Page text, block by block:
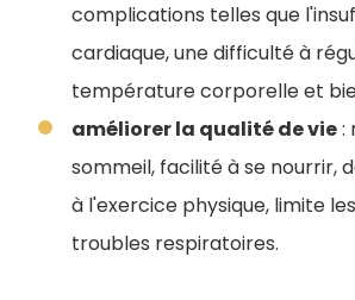
complications telles que
cardiaque, une difficulté à
température corporelle et
améliorer la qualité de vie:
sommeil, facilité à se nourrir,
à l'exercice physique, limite
troubles respiratoires.